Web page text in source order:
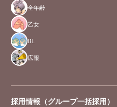
全年齢
乙女
BL
広報
採用情報（グループ一括採用）